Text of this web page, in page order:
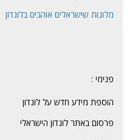
מלונות שישראלים אוהבים בלונדון
פנימי :
הוספת מידע חדש על לונדון
פרסום באתר לונדון הישראלי